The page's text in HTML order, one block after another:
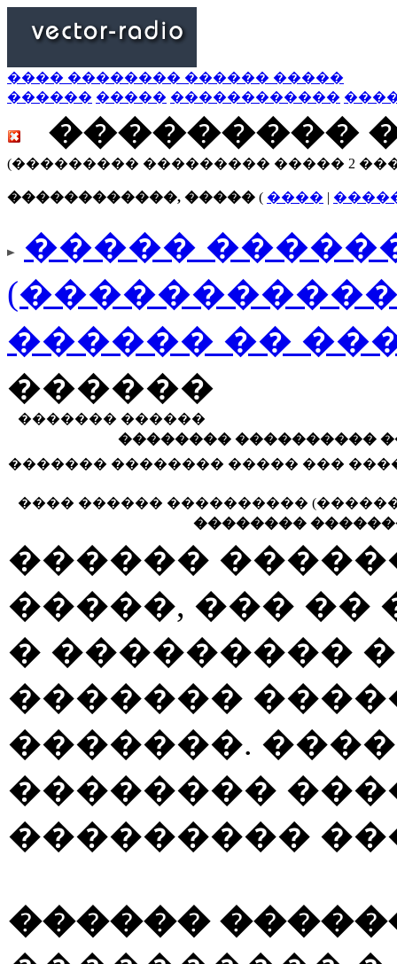
���� �������� ������ �����
������ ����� ������������
���������
(��������� ��������� ����� 2
������������, ����� ( ���� |
�����
������ ��
������
������� ������
�������� ����������
������� �������� ����� ���
���� ������ ����������
��������
������
�����, ��� ��
� ���������
�������
�������.
��������
���������
������